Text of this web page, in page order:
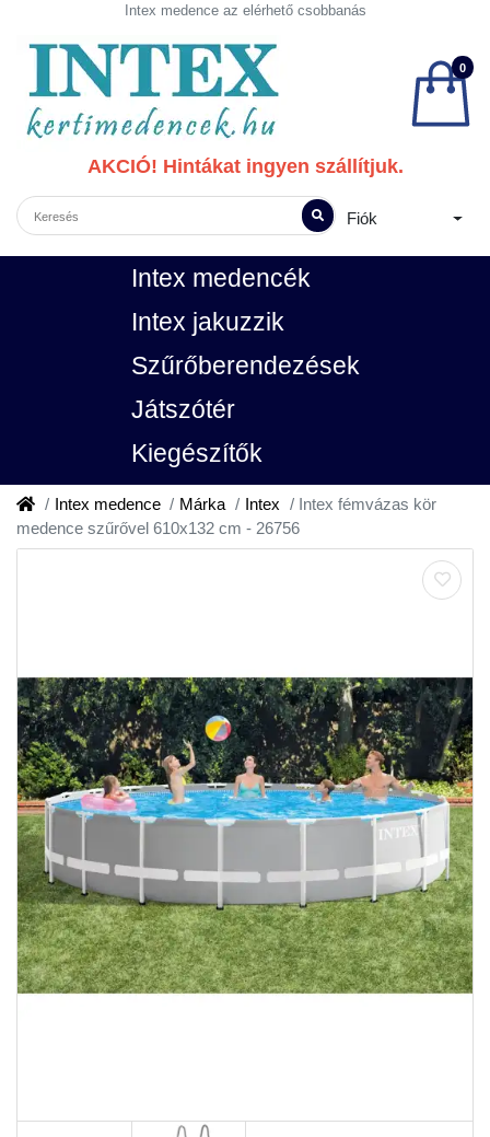
Intex medence az elérhető csobbanás
0
AKCIÓ! Hintákat ingyen szállítjuk.
Fiók
Intex medencék
Intex jakuzzik
Szűrőberendezések
Játszótér
Kiegészítők
Intex medence Márka Intex
Intex fémvázas kör
medence szűrővel 610x132 cm - 26756